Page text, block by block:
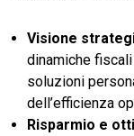
Visione
dinamiche
soluzioni
dell’efficienza
Risparmio e